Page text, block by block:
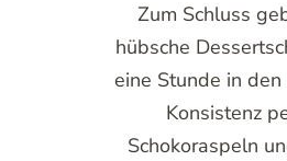
Zum Schluss
hübsche
eine Stunde in
Konsistenz
Schokoraspeln